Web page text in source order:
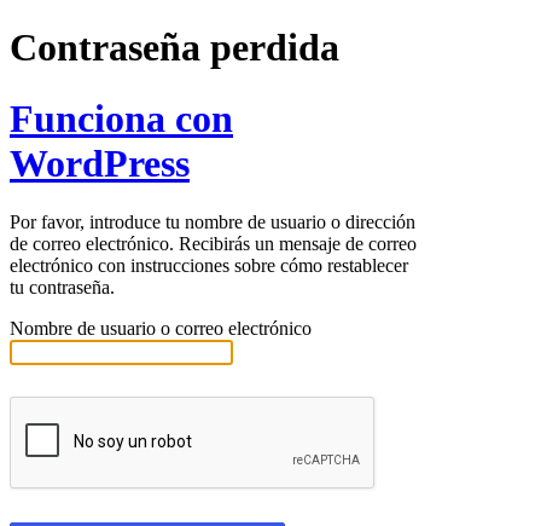
Contraseña perdida
Funciona con
WordPress
Por favor, introduce tu nombre de usuario o dirección
de correo electrónico. Recibirás un mensaje de correo
electrónico con instrucciones sobre cómo restablecer
tu contraseña.
Nombre de usuario o correo electrónico